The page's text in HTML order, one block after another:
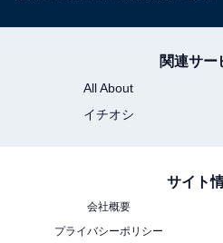
関連サー
All About
イチオシ
サイト
会社概要
プライバシーポリシー